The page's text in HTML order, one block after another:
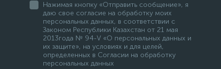
Нажимая кнопку «Отправить сообщение», я
даю свое согласие на обработку моих
персональных данных, в соответствии с
Законом Республики Казахстан от 21 мая
2013года № 94-V «О персональных данных и
их защите», на условиях и для целей,
определенных в Согласии на обработку
персональных данных